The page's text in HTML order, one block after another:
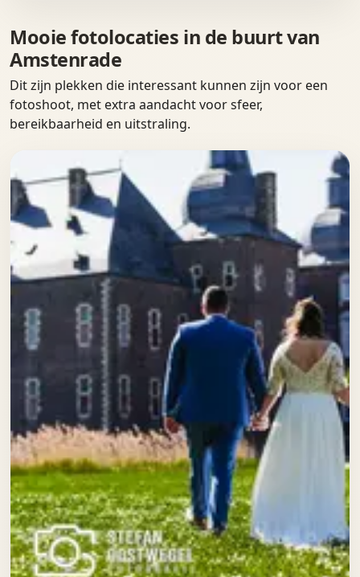
Mooie fotolocaties in de buurt van
Amstenrade
Dit zijn plekken die interessant kunnen zijn voor een
fotoshoot, met extra aandacht voor sfeer,
bereikbaarheid en uitstraling.